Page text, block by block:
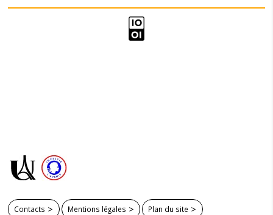
Contacts Mentions légales Plan du site